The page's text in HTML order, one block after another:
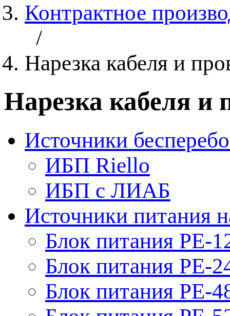
Контрактное
/
Нарезка кабеля и
Нарезка кабеля и
Источники
ИБП Riello
ИБП с ЛИАБ
Источники питания
Блок питания PE-
Блок питания PE-
Блок питания PE-